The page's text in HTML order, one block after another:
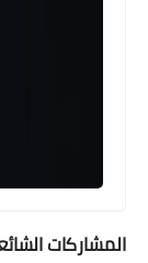
المشاركات